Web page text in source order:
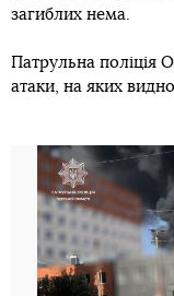
загиблих нема.
Патрульна поліція
атаки, на яких